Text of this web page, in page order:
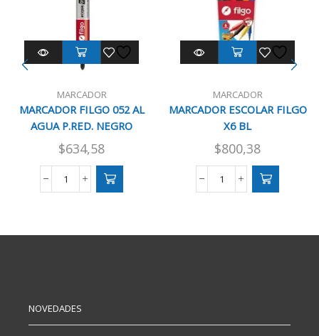
MARCADOR
MARCADOR FILGO 052 AL
AGUA P.RED. NEGRO
$634,58
MARCADOR
AGUA
MARCADOR
MARCADOR ESCOLAR FILGO
X6 BL
$800,38
MARCADOR
BL
NOVEDADES